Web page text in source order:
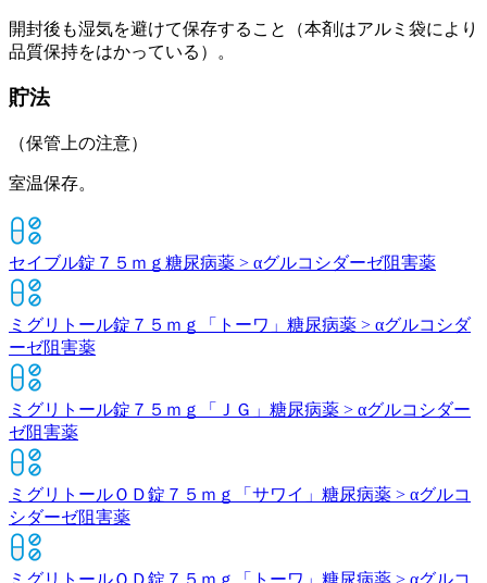
開封後も湿気を避けて保存すること（本剤はアルミ袋により
品質保持をはかっている）。
貯法
（保管上の注意）
室温保存。
セイブル錠７５ｍｇ 糖尿病薬 > αグルコシダーゼ阻害薬
ミグリトール錠７５ｍｇ「トーワ」 糖尿病薬 > αグルコシダ
ーゼ阻害薬
ミグリトール錠７５ｍｇ「ＪＧ」 糖尿病薬 > αグルコシダー
ゼ阻害薬
ミグリトールＯＤ錠７５ｍｇ「サワイ」 糖尿病薬 > αグルコ
シダーゼ阻害薬